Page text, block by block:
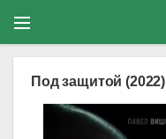
Под защитой (2022)